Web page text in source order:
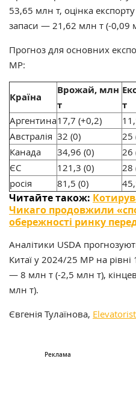
53,65 млн т, оцінка
запаси — 21,62 млн т (-0,09
Прогноз для основних
МР:
Країна
Врожай, млн
т
т
Аргентина17,7 (+0,2)
Австралія 32 (0) 25
Канада
34,96 (0) 26
ЄС
121,3 (0) 28
росія
81,5 (0)
Читайте також:
Чикаго продовжили
обережності ринку
Аналітики USDA
Китаї у 2024/25 МР на рівні
— 8 млн т (-2,5 млн т),
млн т).
Євгенія Тулаїнова,